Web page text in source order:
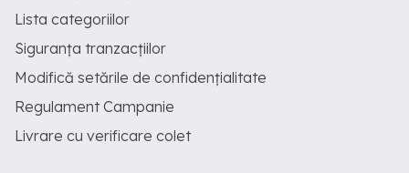
Lista categoriilor
Siguranța tranzacțiilor
Modifică setările de confidențialitate
Regulament Campanie
Livrare cu verificare colet